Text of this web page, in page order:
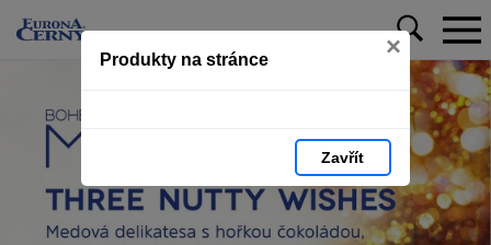
Produkty na stránce ×
Zavřít